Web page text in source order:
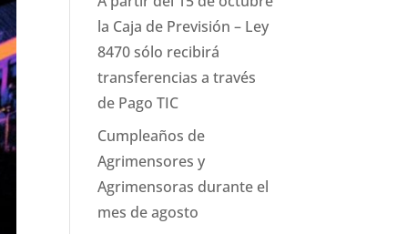
la Caja de Previsión – Ley
8470 sólo recibirá
transferencias a través
de Pago TIC
Cumpleaños de
Agrimensores y
Agrimensoras durante el
mes de agosto